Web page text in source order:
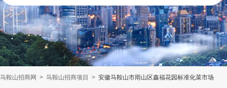
马鞍山招商网 > 马鞍山招商项目 > 安徽马鞍山市雨山区鑫福花园标准化菜市场